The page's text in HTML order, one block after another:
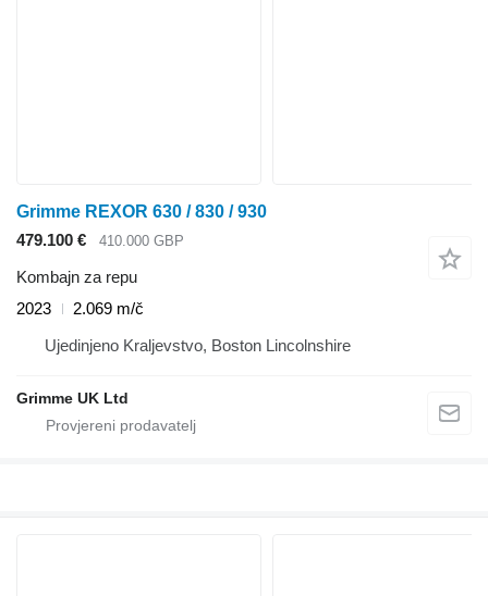
Grimme REXOR 630 / 830 / 930
479.100 €
410.000 GBP
Kombajn za repu
2023
2.069 m/č
Ujedinjeno Kraljevstvo, Boston Lincolnshire
Grimme UK Ltd